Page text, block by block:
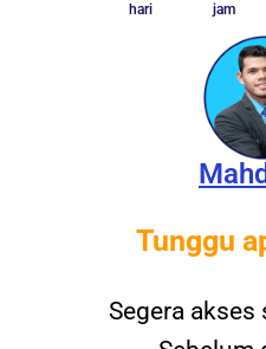
hari jam
Tunggu
Segera akses